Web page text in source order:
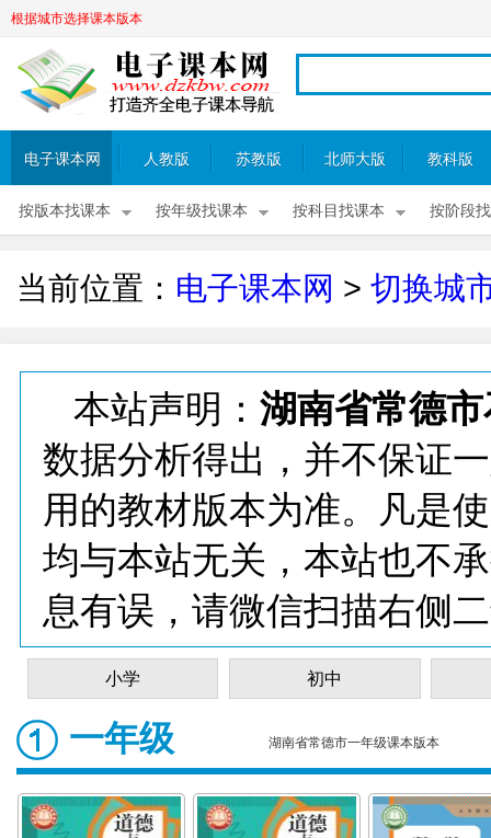
根据城市选择课本版本
电子课本网 人教版 苏教版 北师大版 教科版
按版本找课本 按年级找课本 按科目找课本 按阶段
当前位置： 电子课本网 > 切换城
本站声明： 湖南省常德
数据分析得出，并不保证
用的教材版本为准。凡是
均与本站无关，本站也不
息有误，请微信扫描右侧
小学 初中
一年级 湖南省常德市一年级课本版本